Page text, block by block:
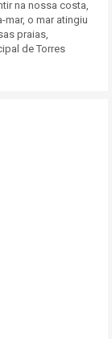
na nossa costa,
mar, o mar atingiu
praias,
de Torres